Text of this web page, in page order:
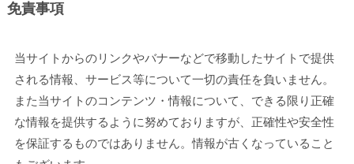
免責事項
当サイトからのリンクやバナーなどで移動したサイトで提供
される情報、サービス等について一切の責任を負いません。
また当サイトのコンテンツ・情報について、できる限り正確
な情報を提供するように努めておりますが、正確性や安全性
を保証するものではありません。情報が古くなっていること